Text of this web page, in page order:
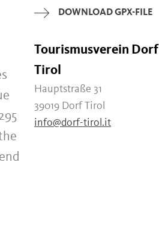
DOWNLOAD GPX-FILE
Tourismusverein Dorf
Tirol
Hauptstraße 31
39019 Dorf Tirol
info@dorf-tirol.it